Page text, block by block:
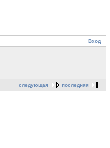
Вход
следующая последняя